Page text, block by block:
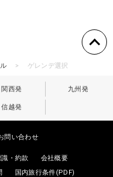
ゲレンデ選択
関西発 九州発
信越発
問い合わせ
識・約款
会社概要
国内旅行条件(PDF)